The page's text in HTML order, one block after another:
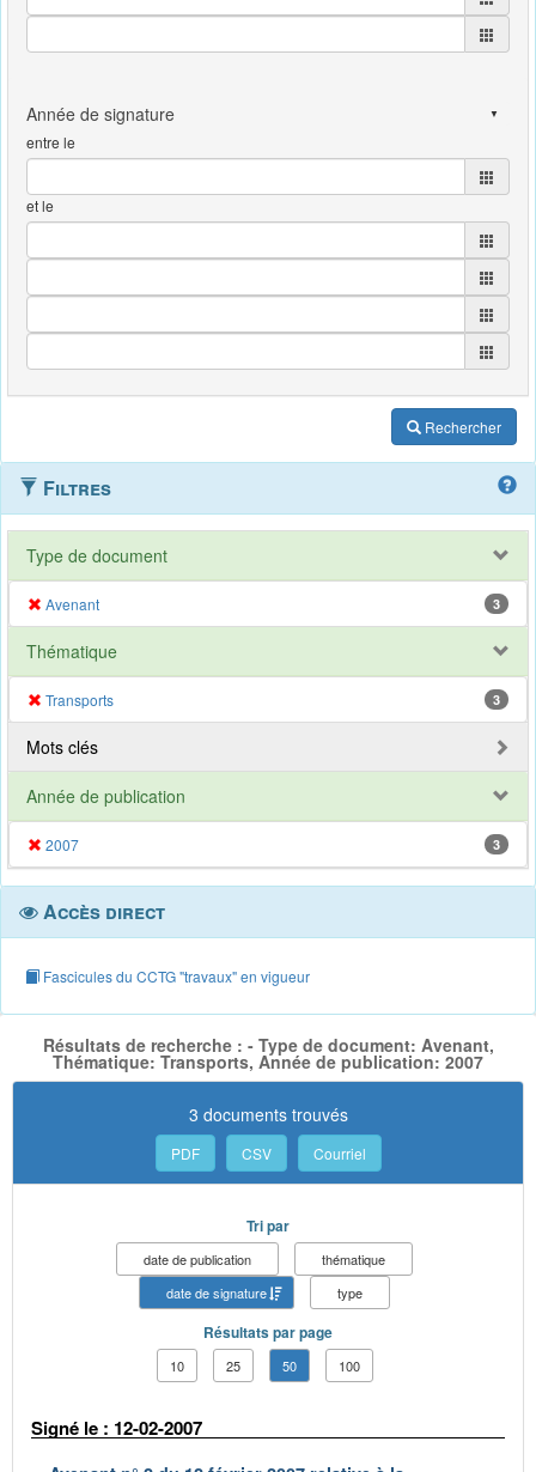
entre le
et le
Rechercher
Filtres
Type de document
Avenant 3
Thématique
Transports 3
Mots clés
Année de publication
2007 3
Accès direct
Fascicules du CCTG "travaux" en vigueur
Résultats de recherche : - Type de document: Avenant,
Thématique: Transports, Année de publication: 2007
3 documents trouvés
PDF CSV Courriel
Tri par
date de publication
thématique
date de signature
type
Résultats par page
10 25 50 100
Signé le : 12-02-2007